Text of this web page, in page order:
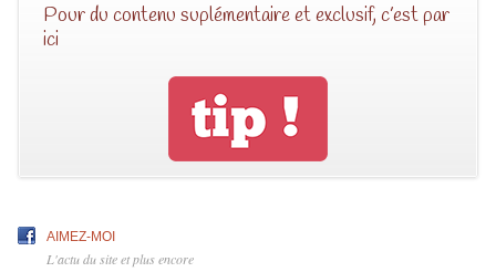
Pour du contenu suplémentaire et exclusif, c’est par
ici
AIMEZ-MOI
L'actu du site et plus encore